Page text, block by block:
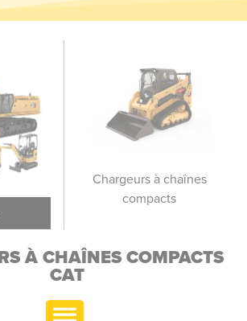
compacts
rigides
Chargeurs à chaînes
compacts
À CHAÎNES COMPACTS
CAT